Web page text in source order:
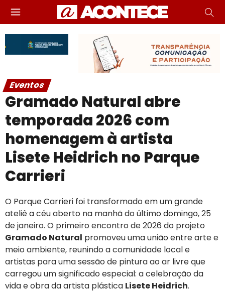
Eventos
Gramado Natural abre
temporada 2026 com
homenagem à artista
Lisete Heidrich no Parque
Carrieri
O Parque Carrieri foi transformado em um grande
ateliê a céu aberto na manhã do último domingo, 25
de janeiro. O primeiro encontro de 2026 do projeto
Gramado Natural promoveu uma união entre arte e
meio ambiente, reunindo a comunidade local e
artistas para uma sessão de pintura ao ar livre que
carregou um significado especial: a celebração da
vida e obra da artista plástica Lisete Heidrich.